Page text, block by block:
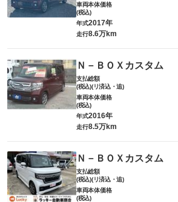
車両本体価格
(税込)
年式2017年
走行8.6万km
Ｎ－ＢＯＸカスタム
支払総額
(税込)(リ済込・追)
車両本体価格
(税込)
年式2016年
走行8.5万km
Ｎ－ＢＯＸカスタム
支払総額
(税込)(リ済込・追)
車両本体価格
(税込)